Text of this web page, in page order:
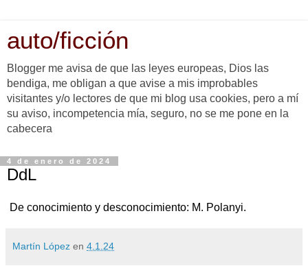
auto/ficción
Blogger me avisa de que las leyes europeas, Dios las
bendiga, me obligan a que avise a mis improbables
visitantes y/o lectores de que mi blog usa cookies, pero a mí
su aviso, incompetencia mía, seguro, no se me pone en la
cabecera
4 de enero de 2024
DdL
De conocimiento y desconocimiento: M. Polanyi.
Martín López en 4.1.24